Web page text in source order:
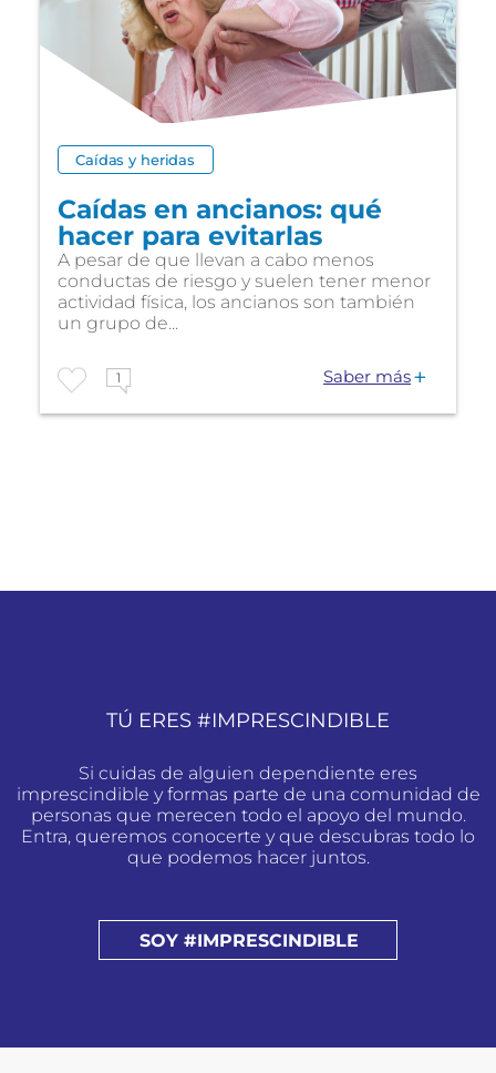
Caídas y heridas
Caídas en ancianos: qué
hacer para evitarlas
A pesar de que llevan a cabo menos
conductas de riesgo y suelen tener menor
actividad física, los ancianos son también
un grupo de...
1 Saber más
TÚ ERES #IMPRESCINDIBLE
Si cuidas de alguien dependiente eres
imprescindible y formas parte de una comunidad de
personas que merecen todo el apoyo del mundo.
Entra, queremos conocerte y que descubras todo lo
que podemos hacer juntos.
SOY #IMPRESCINDIBLE